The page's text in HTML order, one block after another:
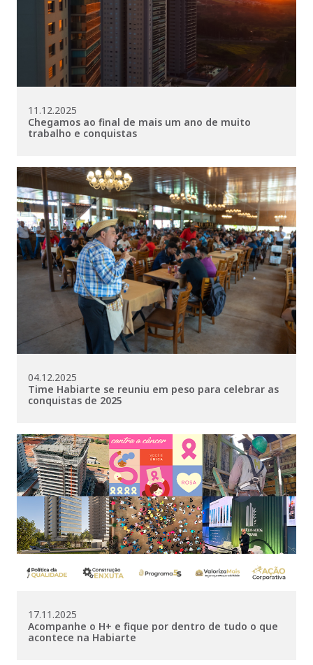
11.12.2025
Chegamos ao final de mais um ano de muito
trabalho e conquistas
04.12.2025
Time Habiarte se reuniu em peso para celebrar as
conquistas de 2025
17.11.2025
Acompanhe o H+ e fique por dentro de tudo o que
acontece na Habiarte